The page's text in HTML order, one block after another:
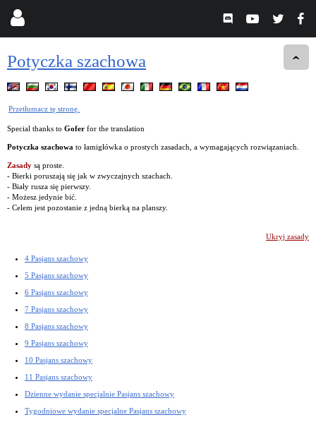
Potyczka szachowa
Przetłumacz tę stronę.
Special thanks to Gofer for the translation
Potyczka szachowa to łamigłówka o prostych zasadach, a wymagających rozwiązaniach.
Zasady są proste.
- Bierki poruszają się jak w zwyczajnych szachach.
- Biały rusza się pierwszy.
- Możesz jedynie bić.
- Celem jest pozostanie z jedną bierką na planszy.
Ukryj zasady
4 Pasjans szachowy
5 Pasjans szachowy
6 Pasjans szachowy
7 Pasjans szachowy
8 Pasjans szachowy
9 Pasjans szachowy
10 Pasjans szachowy
11 Pasjans szachowy
Dzienne wydanie specjalnie Pasjans szachowy
Tygodniowe wydanie specjalne Pasjans szachowy